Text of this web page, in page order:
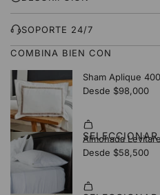
SOPORTE 24/7
COMBINA BIEN CON